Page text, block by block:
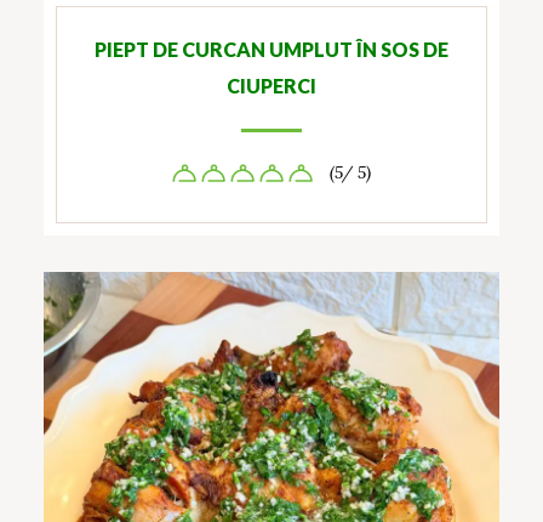
PIEPT DE CURCAN UMPLUT ÎN SOS DE
CIUPERCI
(5/ 5)